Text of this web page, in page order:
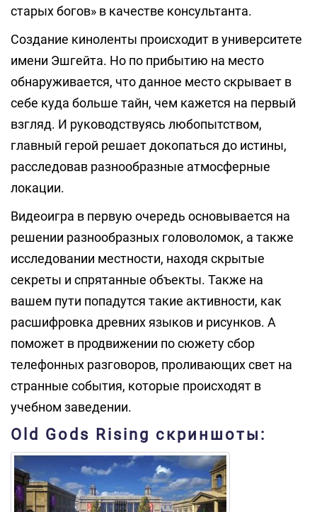
старых богов» в качестве консультанта.
Создание киноленты происходит в университете
имени Эшгейта. Но по прибытию на место
обнаруживается, что данное место скрывает в
себе куда больше тайн, чем кажется на первый
взгляд. И руководствуясь любопытством,
главный герой решает докопаться до истины,
расследовав разнообразные атмосферные
локации.
Видеоигра в первую очередь основывается на
решении разнообразных головоломок, а также
исследовании местности, находя скрытые
секреты и спрятанные объекты. Также на
вашем пути попадутся такие активности, как
расшифровка древних языков и рисунков. А
поможет в продвижении по сюжету сбор
телефонных разговоров, проливающих свет на
странные события, которые происходят в
учебном заведении.
Old Gods Rising скриншоты: